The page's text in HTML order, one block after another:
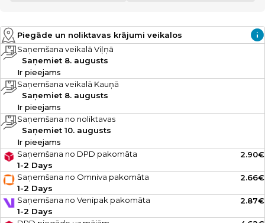
Piegāde un noliktavas krājumi veikalos
Saņemšana veikalā Viļņā
Saņemiet 8. augusts
Ir pieejams
Saņemšana veikalā Kauņā
Saņemiet 8. augusts
Ir pieejams
Saņemšana no noliktavas
Saņemiet 10. augusts
Ir pieejams
Saņemšana no DPD pakomāta
1-2 Days
2.90€
Saņemšana no Omniva pakomāta
1-2 Days
2.66€
Saņemšana no Venipak pakomāta
1-2 Days
2.87€